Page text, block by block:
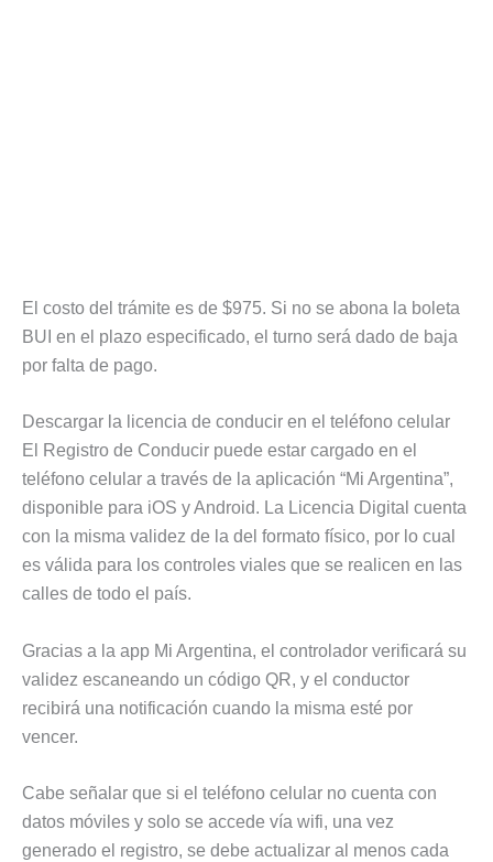
El costo del trámite es de $975. Si no se abona la boleta
BUI en el plazo especificado, el turno será dado de baja
por falta de pago.
Descargar la licencia de conducir en el teléfono celular
El Registro de Conducir puede estar cargado en el
teléfono celular a través de la aplicación “Mi Argentina”,
disponible para iOS y Android. La Licencia Digital cuenta
con la misma validez de la del formato físico, por lo cual
es válida para los controles viales que se realicen en las
calles de todo el país.
Gracias a la app Mi Argentina, el controlador verificará su
validez escaneando un código QR, y el conductor
recibirá una notificación cuando la misma esté por
vencer.
Cabe señalar que si el teléfono celular no cuenta con
datos móviles y solo se accede vía wifi, una vez
generado el registro, se debe actualizar al menos cada